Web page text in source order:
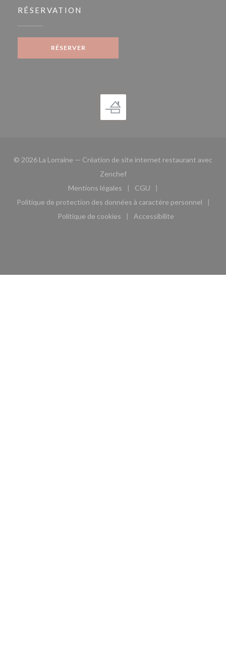
RÉSERVATION
RÉSERVER
© 2026 La Lorraine — Création de site internet restaurant avec
Zenchef((ouvre une nouvelle fenêtre))
Mentions légales
((ouvre une nouvelle fenêtre))
CGU
((ouvre une nouvelle
Politique de protection des données à caractère personnel
((ouvre une nouvelle fenêtre))
Politique de cookies
((ouvre une nouvelle fenêtre))
Accessibilite